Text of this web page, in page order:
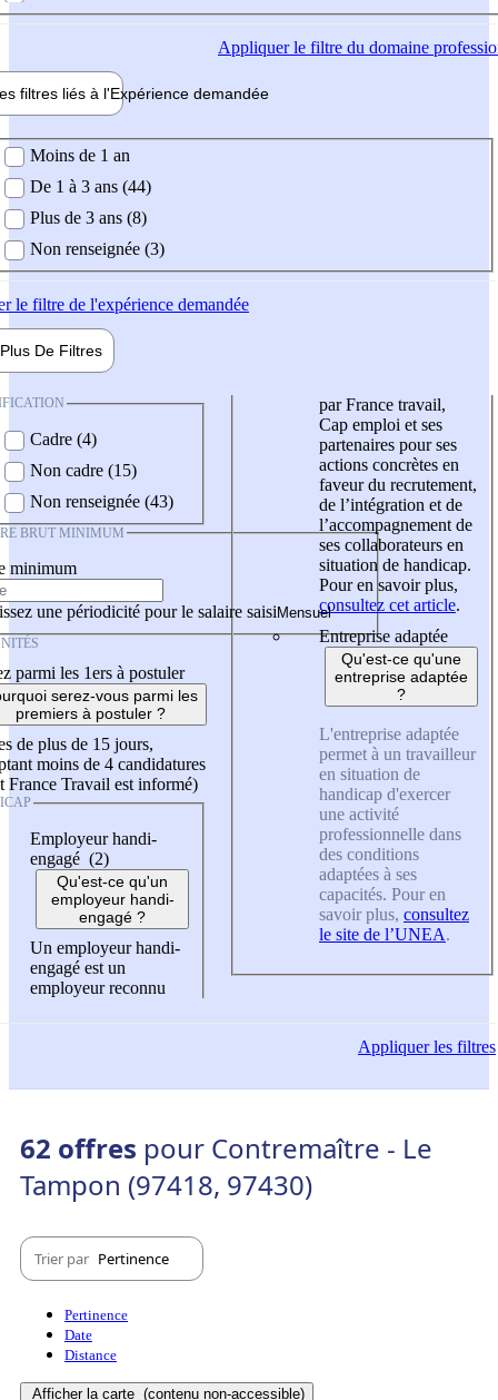
Appliquerle filtre du domaine
filtres liés à l'Expérience demandée
demandée
Moins de 1 an
De 1 à 3 ans (44)
Plus de 3 ans (8)
Non renseignée (3)
le filtre de l'expérience demandée
Plus De Filtres
Cadre (4)
Non cadre (15)
Non renseignée (43)
BRUT MINIMUM
minimum
une périodicité pour le salaire saisi
parmi les 1ers à postuler
serez-vous parmi les
premiers à postuler ?
de plus de 15 jours,
moins de 4 candidatures
France Travail est informé)
Employeur handi-
engagé (2)
Qu'est-ce qu'un
employeur handi-
engagé ?
Un employeur handi-
engagé est un
employeur reconnu
par France travail,
Cap emploi et ses
partenaires pour ses
actions concrètes en
faveur du recrutement,
de l’intégration et de
l’accompagnement de
ses collaborateurs en
situation de handicap.
Pour en savoir plus,
consultez cet article.
Entreprise adaptée
Qu'est-ce qu'une
entreprise adaptée
?
L'entreprise adaptée
permet à un travailleur
en situation de
handicap d'exercer
une activité
professionnelle dans
des conditions
adaptées à ses
capacités. Pour en
savoir plus, consultez
le site de l’UNEA.
Appliquerles filtres
62 offres pour Contremaître - Le
Tampon (97418, 97430)
Trier par Pertinence
Pertinence
Date
Distance
Afficher la carte (contenu non-accessible)